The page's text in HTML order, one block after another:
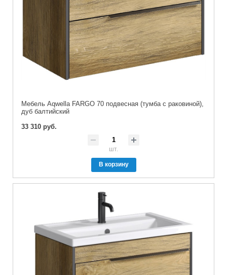
Мебель Aqwella FARGO 70 подвесная (тумба с раковиной),
дуб балтийский
33 310 руб.
шт.
В корзину